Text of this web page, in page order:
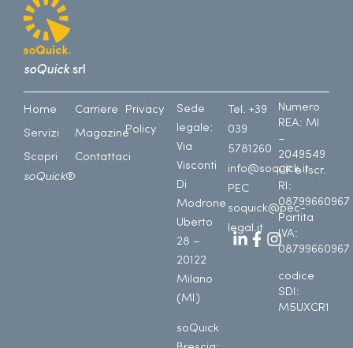
soQuicksrl
Home
Servizi
Scopri
soQuick®
Carriere
Magazine
Contattaci
Privacy
Policy
Sede
legale:
Via
Visconti
Di
Modrone
Uberto
28 –
20122
Milano
(MI)
soQuick
Tel. +39
039
5781260
info@soquick.it
PEC
soquick@pec-
legal.it
Numero
REA: MI
–
2049549
CF e Iscr.
RI:
08799660967
Partita
IVA:
08799660967
codice
SDI:
M5UXCR1